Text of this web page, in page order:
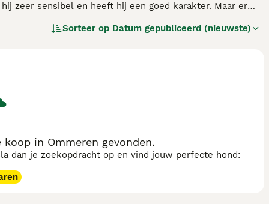
zeer sensibel en heeft hij een goed karakter. Maar er
Sorteer op Datum gepubliceerd (nieuwste)
in Ommeren gevonden.
dan je zoekopdracht op en vind jouw perfecte hond: